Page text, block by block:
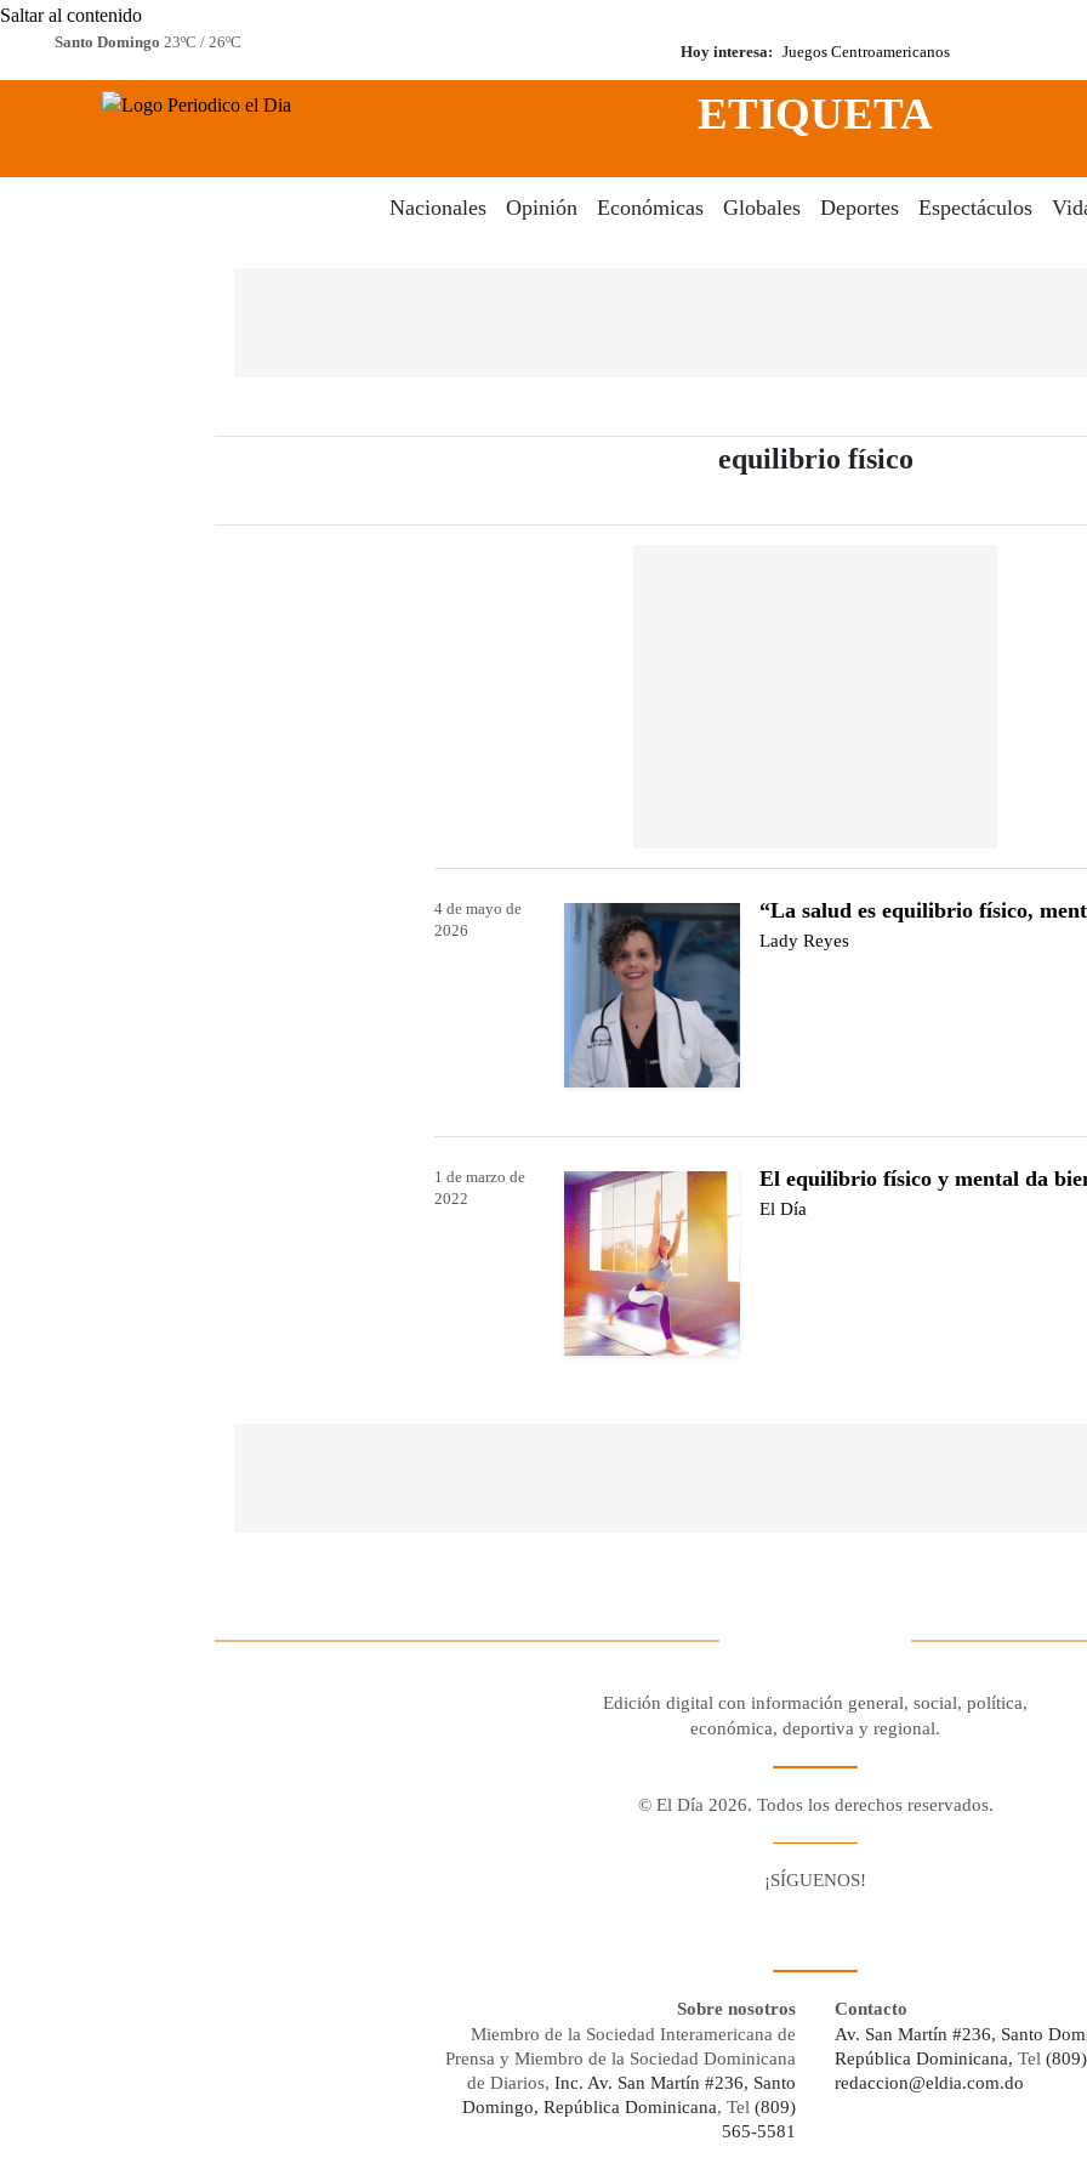
Saltar al contenido
Santo Domingo 23ºC / 26ºC
Hoy interesa: Juegos Centroamericanos
ETIQUETA
Nacionales Opinión Económicas Globales Deportes Espectáculos
equilibrio físico- Periódico El
4 de mayo de
2026
“La salud es equilibrio físico,
Lady Reyes
1 de marzo de
2022
El equilibrio físico y mental da
El Día
Edición digital con información general, social, política,
económica, deportiva y regional.
© El Día 2026. Todos los derechos reservados.
¡SÍGUENOS!
Sobre nosotros
Miembro de la Sociedad Interamericana de
Prensa y Miembro de la Sociedad Dominicana
de Diarios, Inc. Av. San Martín #236, Santo
Domingo, República Dominicana, Tel (809)
565-5581
Contacto
Av. San Martín #236, Santo
República Dominicana, Tel
redaccion@eldia.com.do